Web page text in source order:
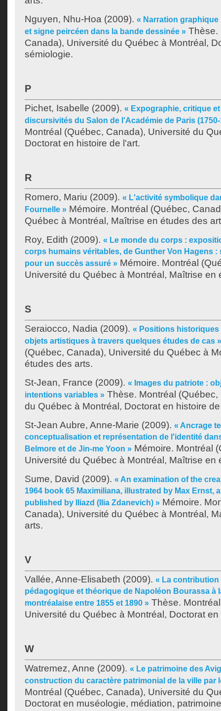
Nguyen, Nhu-Hoa (2009). « Narration
et signe peircéen dans la bande dessinée » Thèse.
Canada), Université du Québec à Montréal,
sémiologie.
P
Pichet, Isabelle (2009). « Expographie, critique
discursivités du Salon de l'Académie de Paris (1750-
Montréal (Québec, Canada), Université du
Doctorat en histoire de l'art.
R
Romero, Mariu (2009). « L'activité symbolique
Fournelle » Mémoire. Montréal (Québec,
Québec à Montréal, Maîtrise en études des
Roy, Edith (2009). « Le monde du corps :
corps humains véritables, de Gunther Von Hagens
pour un succès assuré » Mémoire. Montréal
Université du Québec à Montréal, Maîtrise en
S
Seraiocco, Nadia (2009). « Positions
objets artistiques à travers quelques études de cas »
(Québec, Canada), Université du Québec à
études des arts.
St-Jean, France (2009). « Images du patriote :
intentions variables » Thèse. Montréal
du Québec à Montréal, Doctorat en histoire
St-Jean Aubre, Anne-Marie (2009). « Ancrage
conceptualisation et représentation de l'identité
Belmore et de Jin-me Yoon » Mémoire. Montréal
Université du Québec à Montréal, Maîtrise en
Sume, David (2009). « An examination of the
1964 book 65 Maximiliana, illustrated by Max Ernst,
published by Iliazd (Ilia Zdanevich) » Mémoire.
Canada), Université du Québec à Montréal,
arts.
V
Vallée, Anne-Elisabeth (2009). « La contribution
pédagogique et théorique de Napoléon Bourassa à
montréalaise entre 1855 et 1890 » Thèse.
Université du Québec à Montréal, Doctorat
W
Watremez, Anne (2009). « Le patrimoine des
construction du caractère patrimonial de la ville par
Montréal (Québec, Canada), Université du
Doctorat en muséologie, médiation,